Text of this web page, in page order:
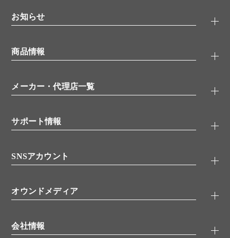
タンパク質検索
ELISA/ELISpot検索
品番検索
お知らせ
無料サンプル
ウェビナー （オンラインセミナー）
学会・展示スケジュール
商品情報
抗体
シグナル伝達
糖類／レクチン
分子生物
バイオメディカル(環境・食品)
機器・消耗品
メーカー・代理店一覧
代理店
サポート情報
アプリケーションノート
書類ダウンロード
SNSアカウント
YouTube
オウンドメディア
会社情報